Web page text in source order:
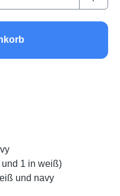
1 in weiß)
und navy